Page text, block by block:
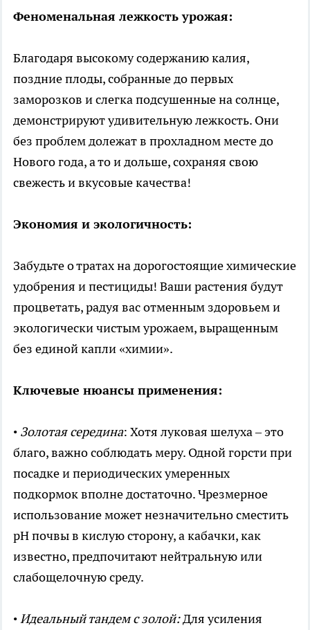
Феноменальная лежкость урожая:
Благодаря высокому содержанию калия,
поздние плоды, собранные до первых
заморозков и слегка подсушенные на солнце,
демонстрируют удивительную лежкость. Они
без проблем долежат в прохладном месте до
Нового года, а то и дольше, сохраняя свою
свежесть и вкусовые качества!
Экономия и экологичность:
Забудьте о тратах на дорогостоящие химические
удобрения и пестициды! Ваши растения будут
процветать, радуя вас отменным здоровьем и
экологически чистым урожаем, выращенным
без единой капли «химии».
Ключевые нюансы применения:
• Золотая середина: Хотя луковая шелуха – это
благо, важно соблюдать меру. Одной горсти при
посадке и периодических умеренных
подкормок вполне достаточно. Чрезмерное
использование может незначительно сместить
pH почвы в кислую сторону, а кабачки, как
известно, предпочитают нейтральную или
слабощелочную среду.
•Идеальный тандем с золой:Для усиления